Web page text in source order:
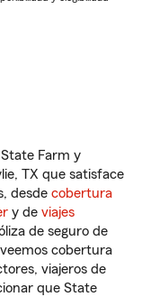
Farm y
TX que satisface
desde cobertura
y de viajes
de seguro de
cobertura
viajeros de
que State